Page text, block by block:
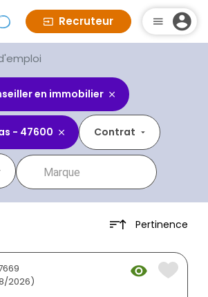
Recruteur
en immobilier
- 47600 Contrat
Pertinence
2026)